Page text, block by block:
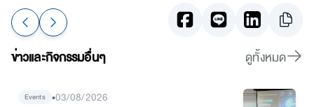
ข่าวและกิจกรรมอื่นๆ ดูทั้งหมด
Events •03/08/2026